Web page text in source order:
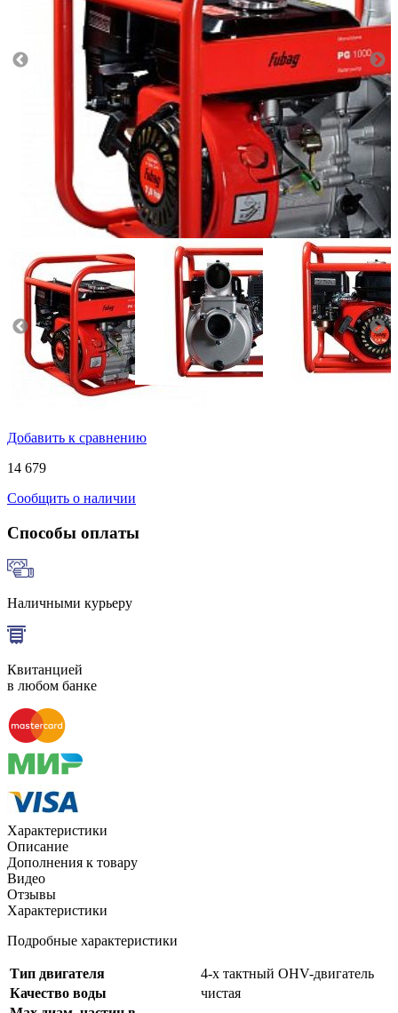
Добавить к сравнению
14 679
Сообщить о наличии
Способы оплаты
Наличными курьеру
Квитанцией
в любом банке
Характеристики
Описание
Дополнения к товару
Видео
Отзывы
Характеристики
Подробные характеристики
Тип двигателя
4-х тактный OHV-двигатель
Качество воды
чистая